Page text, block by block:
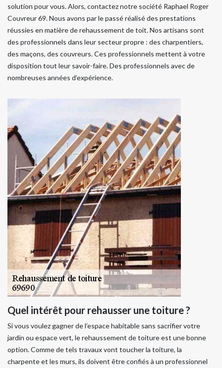
solution pour vous. Alors, contactez notre société Raphael Roger
Couvreur 69. Nous avons par le passé réalisé des prestations
réussies en matière de rehaussement de toit. Nos artisans sont
des professionnels dans leur secteur propre : des charpentiers,
des maçons, des couvreurs. Ces professionnels mettent à votre
disposition tout leur savoir-faire. Des professionnels avec de
nombreuses années d’expérience.
Quel intérêt pour rehausser une toiture ?
Si vous voulez gagner de l’espace habitable sans sacrifier votre
jardin ou espace vert, le rehaussement de toiture est une bonne
option. Comme de tels travaux vont toucher la toiture, la
charpente et les murs, ils doivent être confiés à un professionnel